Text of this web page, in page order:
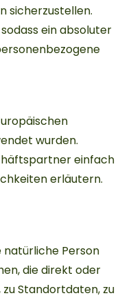
sicherzustellen.
ein absoluter
wurden.
einfach
erläutern.
natürliche Person
die direkt oder
Standortdaten, zu